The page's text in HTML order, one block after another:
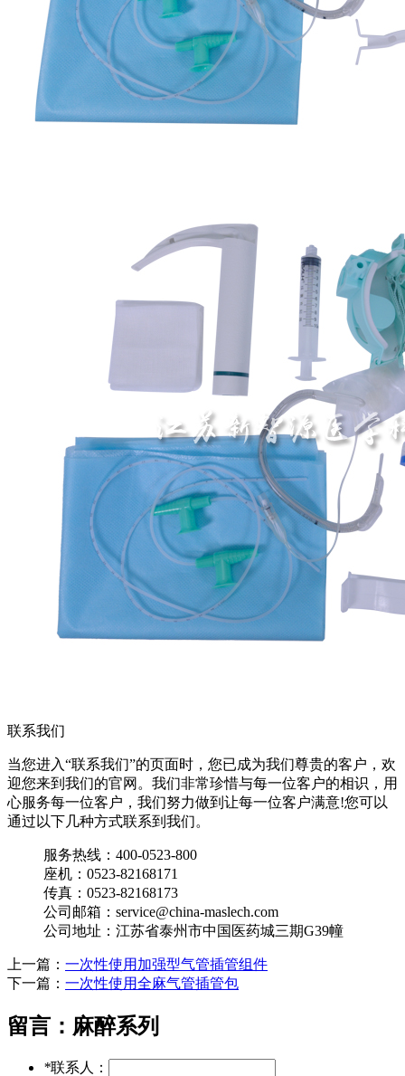
联系我们
当您进入“联系我们”的页面时，您已成为我们尊贵的客户，欢
迎您来到我们的官网。我们非常珍惜与每一位客户的相识，用
心服务每一位客户，我们努力做到让每一位客户满意!您可以
通过以下几种方式联系到我们。
服务热线：400-0523-800
座机：0523-82168171
传真：0523-82168173
公司邮箱：service@china-maslech.com
公司地址：江苏省泰州市中国医药城三期G39幢
上一篇： 一次性使用加强型气管插管组件
下一篇： 一次性使用全麻气管插管包
留言： 麻醉系列
*联系人：